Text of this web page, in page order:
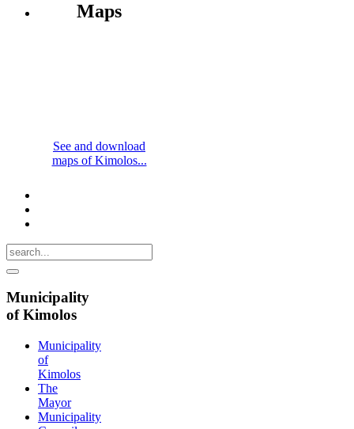
Maps
See and download
maps of Kimolos...
Municipality
of Kimolos
Municipality
of
Kimolos
The
Mayor
Municipality